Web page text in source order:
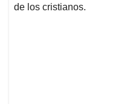
de los cristianos.